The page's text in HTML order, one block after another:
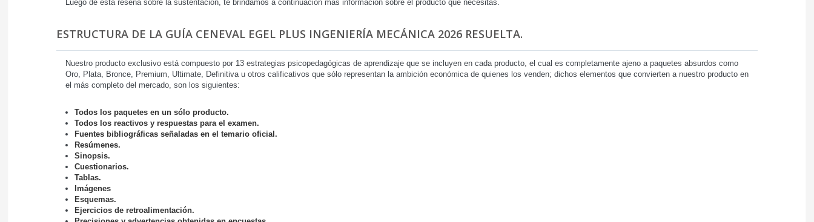
Luego de esta reseña sobre la sustentación, te brindamos a continuación más información sobre el producto que necesitas.
ESTRUCTURA DE LA GUÍA CENEVAL EGEL PLUS INGENIERÍA MECÁNICA 2026 RESUELTA.
Nuestro producto exclusivo está compuesto por 13 estrategias psicopedagógicas de aprendizaje que se incluyen en cada producto, el cual es completamente ajeno a paquetes absurdos como
Oro, Plata, Bronce, Premium, Ultimate, Definitiva u otros calificativos que sólo representan la ambición económica de quienes los venden; dichos elementos que convierten a nuestro producto en
el más completo del mercado, son los siguientes:
Todos los paquetes en un sólo producto.
Todos los reactivos y respuestas para el examen.
Fuentes bibliográficas señaladas en el temario oficial.
Resúmenes.
Sinopsis.
Cuestionarios.
Tablas.
Imágenes
Esquemas.
Ejercicios de retroalimentación.